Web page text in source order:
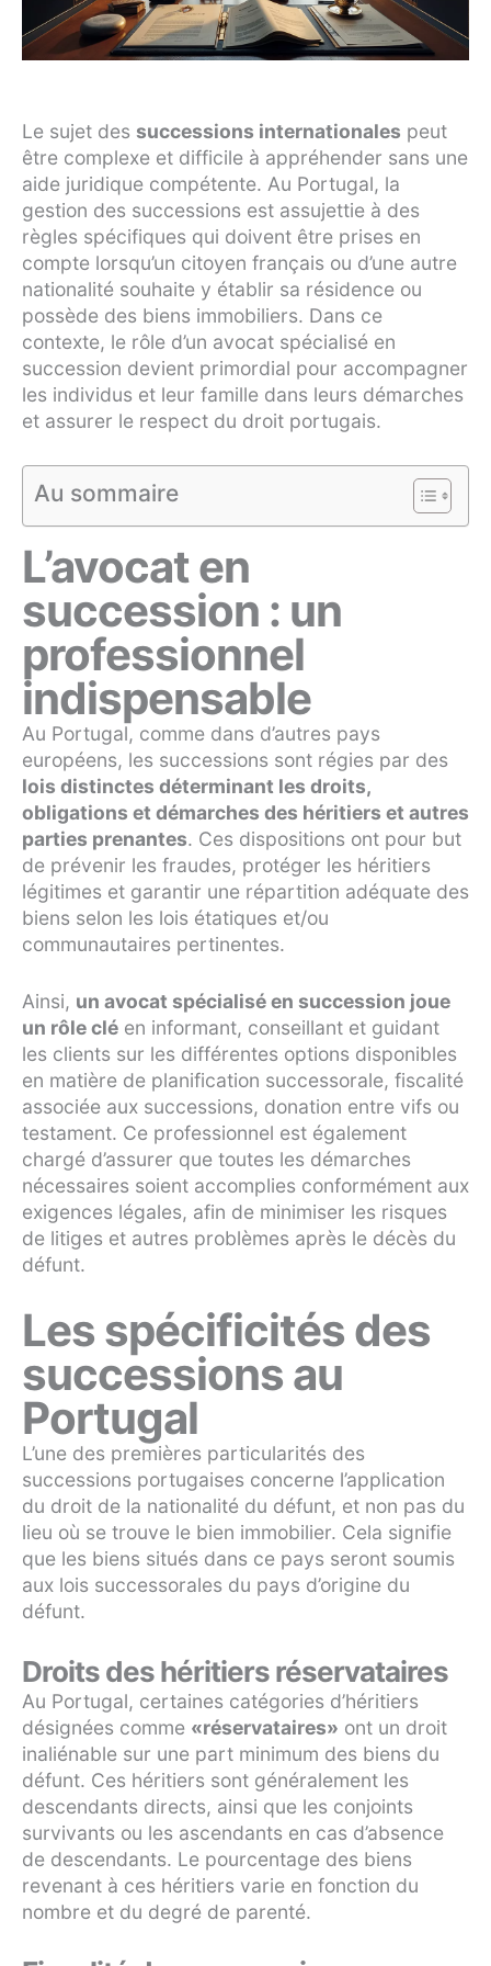
Le sujet des successions internationales peut
être complexe et difficile à appréhender sans une
aide juridique compétente. Au Portugal, la
gestion des successions est assujettie à des
règles spécifiques qui doivent être prises en
compte lorsqu’un citoyen français ou d’une autre
nationalité souhaite y établir sa résidence ou
possède des biens immobiliers. Dans ce
contexte, le rôle d’un avocat spécialisé en
succession devient primordial pour accompagner
les individus et leur famille dans leurs démarches
et assurer le respect du droit portugais.
Au sommaire
L’avocat en
succession : un
professionnel
indispensable
Au Portugal, comme dans d’autres pays
européens, les successions sont régies par des
lois distinctes déterminant les droits,
obligations et démarches des héritiers et autres
parties prenantes. Ces dispositions ont pour but
de prévenir les fraudes, protéger les héritiers
légitimes et garantir une répartition adéquate des
biens selon les lois étatiques et/ou
communautaires pertinentes.
Ainsi, un avocat spécialisé en succession joue
un rôle clé en informant, conseillant et guidant
les clients sur les différentes options disponibles
en matière de planification successorale, fiscalité
associée aux successions, donation entre vifs ou
testament. Ce professionnel est également
chargé d’assurer que toutes les démarches
nécessaires soient accomplies conformément aux
exigences légales, afin de minimiser les risques
de litiges et autres problèmes après le décès du
défunt.
Les spécificités des
successions au
Portugal
L’une des premières particularités des
successions portugaises concerne l’application
du droit de la nationalité du défunt, et non pas du
lieu où se trouve le bien immobilier. Cela signifie
que les biens situés dans ce pays seront soumis
aux lois successorales du pays d’origine du
défunt.
Droits des héritiers réservataires
Au Portugal, certaines catégories d’héritiers
désignées comme «réservataires» ont un droit
inaliénable sur une part minimum des biens du
défunt. Ces héritiers sont généralement les
descendants directs, ainsi que les conjoints
survivants ou les ascendants en cas d’absence
de descendants. Le pourcentage des biens
revenant à ces héritiers varie en fonction du
nombre et du degré de parenté.